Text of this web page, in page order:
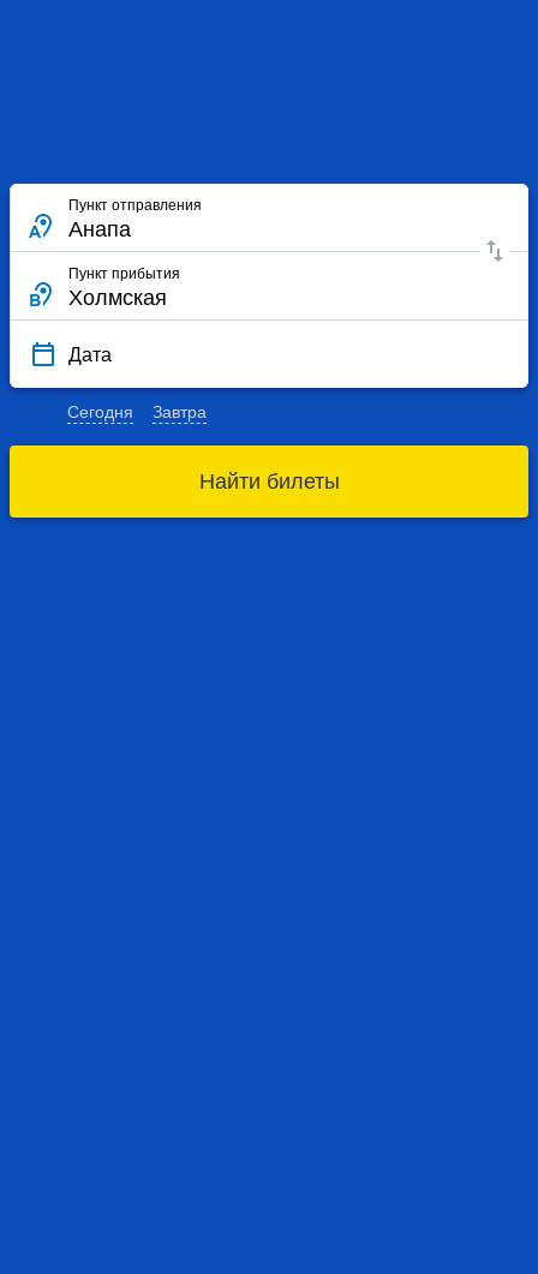
Пункт отправления
Пункт прибытия
Дата
Сегодня Завтра
Найти билеты